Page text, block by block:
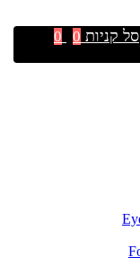
סל קניות 0
0